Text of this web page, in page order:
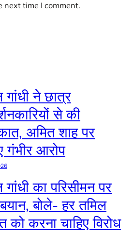
next time I comment.
गांधी ने छात्र
से की
अमित शाह पर
गंभीर आरोप
गांधी का परिसीमन पर
बोले- हर तमिल
को करना चाहिए विरोध